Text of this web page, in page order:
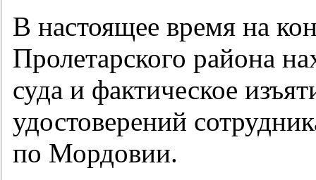
В настоящее время на
Пролетарского района
суда и фактическое
удостоверений
по Мордовии.